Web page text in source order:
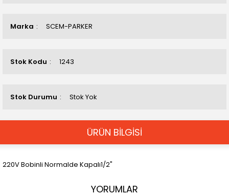
Marka SCEM-PARKER
Stok Kodu 1243
Stok Durumu Stok Yok
ÜRÜN BİLGİSİ
220V Bobinli Normalde Kapalı1/2"
YORUMLAR